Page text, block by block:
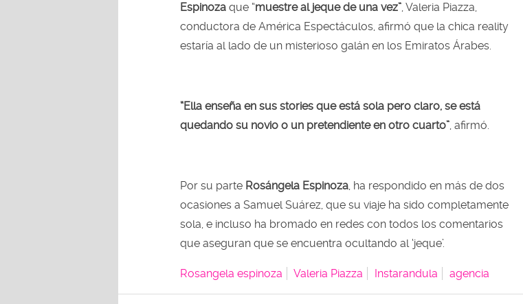
Espinoza que “muestre al jeque de una vez” , Valeria Piazza,
conductora de América Espectáculos, afirmó que la chica reality
estaría al lado de un misterioso galán en los Emiratos Árabes.
“Ella enseña en sus stories que está sola pero claro, se está
quedando su novio o un pretendiente en otro cuarto” , afirmó.
Por su parte Rosángela Espinoza , ha respondido en más de dos
ocasiones a Samuel Suárez, que su viaje ha sido completamente
sola, e incluso ha bromado en redes con todos los comentarios
que aseguran que se encuentra ocultando al ‘jeque’.
Rosangela espinoza Valeria Piazza Instarandula agencia